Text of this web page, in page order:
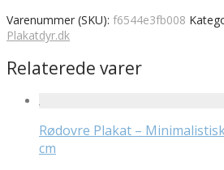
Varenummer (SKU): f6544e3fb008
Plakatdyr.dk
Relaterede varer
Rødovre Plakat –
cm